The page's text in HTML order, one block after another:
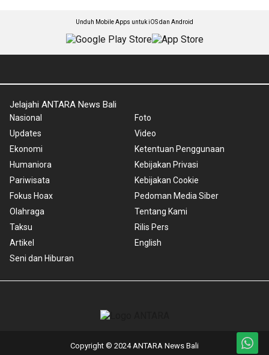
Unduh Mobile Apps untuk iOS dan Android
Jelajahi ANTARA News Bali
Nasional
Updates
Ekonomi
Humaniora
Pariwisata
Fokus Hoax
Olahraga
Taksu
Artikel
Seni dan Hiburan
Foto
Video
Ketentuan Penggunaan
Kebijakan Privasi
Kebijakan Cookie
Pedoman Media Siber
Tentang Kami
Rilis Pers
English
Copyright © 2024 ANTARA News Bali